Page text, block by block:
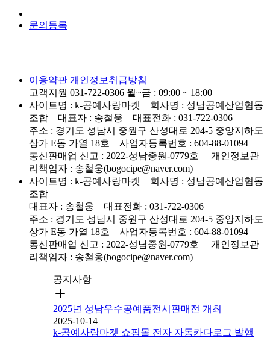
문의등록
이용약관 개인정보취급방침
고객지원 031-722-0306 월~금 : 09:00 ~ 18:00
사이트명 : k-공예사랑마켓 회사명 : 성남공예산업협동
조합 대표자 : 송철웅 대표전화 : 031-722-0306
주소 : 경기도 성남시 중원구 산성대로 204-5 중앙지하도
상가 E동 가열 18호 사업자등록번호 : 604-88-01094
통신판매업 신고 : 2022-성남중원-0779호 개인정보관
리책임자 : 송철웅(bogocipe@naver.com)
사이트명 : k-공예사랑마켓 회사명 : 성남공예산업협동
조합
대표자 : 송철웅 대표전화 : 031-722-0306
주소 : 경기도 성남시 중원구 산성대로 204-5 중앙지하도
상가 E동 가열 18호 사업자등록번호 : 604-88-01094
통신판매업 신고 : 2022-성남중원-0779호 개인정보관
리책임자 : 송철웅(bogocipe@naver.com)
공지사항
2025년 성남우수공예품전시판매전 개최
2025-10-14
k-공예사랑마켓 쇼핑몰 전자 자동카다로그 발행